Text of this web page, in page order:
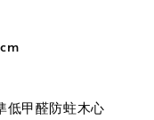
低甲醛防蛀木心